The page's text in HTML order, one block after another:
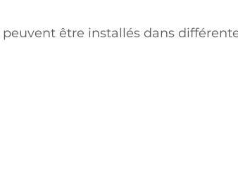
peuvent être installés dans